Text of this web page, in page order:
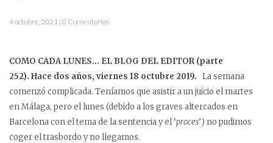
4 octubre, 2021 | 0 Comentarios
COMO CADA LUNES… EL BLOG DEL EDITOR (parte
252). Hace dos años, viernes 18 octubre 2019. La semana
comenzó complicada. Teníamos que asistir a un juicio el martes
en Málaga, pero el lunes (debido a los graves altercados en
Barcelona con el tema de la sentencia y el ‘proces’) no pudimos
coger el trasbordo y no llegamos.